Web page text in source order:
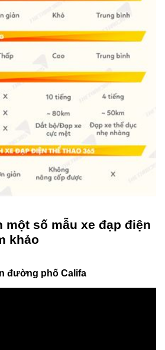
một số mẫu xe đạp điện
khảo
đường phố Califa